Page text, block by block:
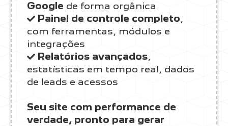
Google de forma orgânica
Painel de controle completo,
com ferramentas, módulos e
integrações
Relatórios avançados,
estatísticas em tempo real, dados
de leads e acessos
Seu site com performance de
verdade, pronto para gerar